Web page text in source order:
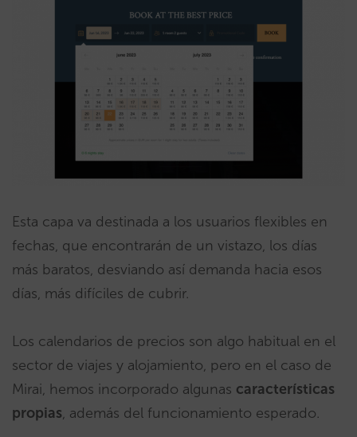
Esta capa va destinada a los usuarios flexibles en
fechas, que encontrarán de un vistazo, los días
más baratos, desviando así demanda hacia esos
días, más difíciles de cubrir.
Los calendarios de precios son algo habitual en el
sector de viajes y alojamiento, pero en el caso de
Mirai, hemos incorporado algunas características
propias, además del funcionamiento esperado.